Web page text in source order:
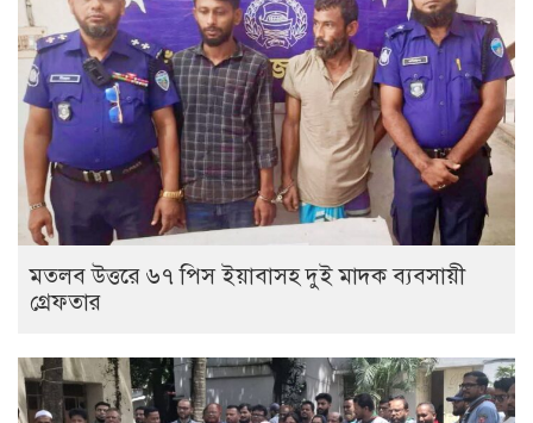
মতলব উত্তরে ৬৭ পিস ইয়াবাসহ দুই মাদক ব্যবসায়ী
গ্রেফতার